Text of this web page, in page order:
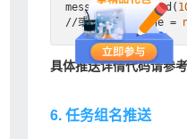
message. setSpeed(
//或 var message =
具体推送详情代码请参考
6. 任务组名推送